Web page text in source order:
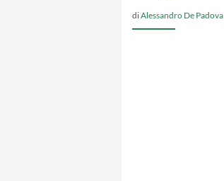
diAlessandro De Padova